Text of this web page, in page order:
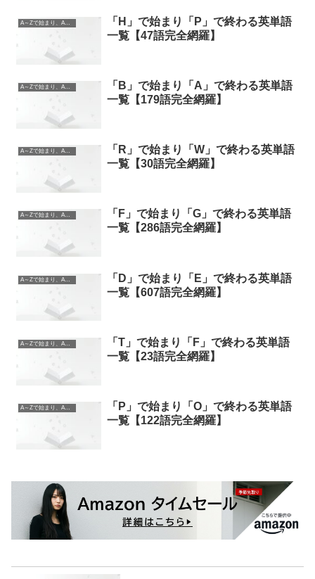
A～Zで始まり、A～Zで終わる英単語
「H」で始まり「P」で終わる英単語
一覧【47語完全網羅】
A～Zで始まり、A～Zで終わる英単語
「B」で始まり「A」で終わる英単語
一覧【179語完全網羅】
A～Zで始まり、A～Zで終わる英単語
「R」で始まり「W」で終わる英単語
一覧【30語完全網羅】
A～Zで始まり、A～Zで終わる英単語
「F」で始まり「G」で終わる英単語
一覧【286語完全網羅】
A～Zで始まり、A～Zで終わる英単語
「D」で始まり「E」で終わる英単語
一覧【607語完全網羅】
A～Zで始まり、A～Zで終わる英単語
「T」で始まり「F」で終わる英単語
一覧【23語完全網羅】
A～Zで始まり、A～Zで終わる英単語
「P」で始まり「O」で終わる英単語
一覧【122語完全網羅】